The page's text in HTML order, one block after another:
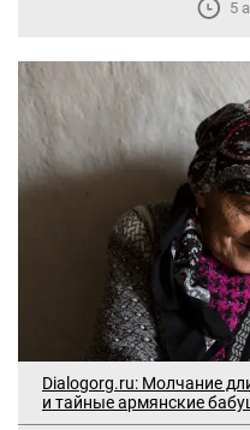
5
Dialogorg.ru: Молчание
и тайные армянские